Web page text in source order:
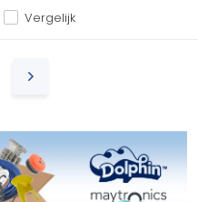
Vergelijk